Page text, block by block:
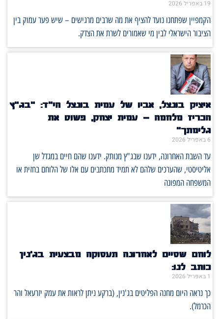
19 באפריל 2026
הקמפיין שפתחנו נועד להציף את מה שרבים מרגישים – שיש פער עמוק בין
הציבור הישראלי לבין מי שאמורים לשרת את הצדק.
איציק בונצל, אביו של עמית בונצל הי"ד: "בג"ץ
הכריז מלחמה – עמית יצחק, פשוט את
גלימתך"
6 באפריל 2026
עד השבת האחרונה, ידענו שבג"ץ מנותק. ידענו שהם חיים במגדל שן
אליטיסטי, שהערכים שלהם לא תמיד מתכתבים עם אלו של הלוחם בחזית או
המשפחה המפונה
לוחם שסיים לאחרונה תעסוקה מבצעית בג'נין
כותב לנו:
1 באפריל 2026
כך נראה היום מחנה הפליטים בג'נין, (ברקע ניתן לראות את עמק יזרעאל והר
הכרמל).